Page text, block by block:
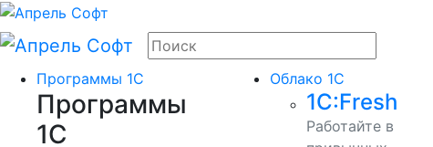
Программы 1С
Программы
1С
Облако 1С
1С:Fresh
Работайте в